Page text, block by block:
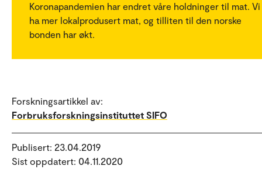
Koronapandemien har endret våre holdninger til mat.
ha mer lokalprodusert mat, og tilliten til den norske
bonden har økt.
Forskningsartikkel av:
Forbruksforskningsinstituttet SIFO
Publisert: 23.04.2019
Sist oppdatert: 04.11.2020